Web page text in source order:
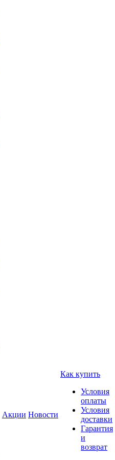
Акции Новости
Как купить
Условия
оплаты
Условия
доставки
Гарантия
и
возврат